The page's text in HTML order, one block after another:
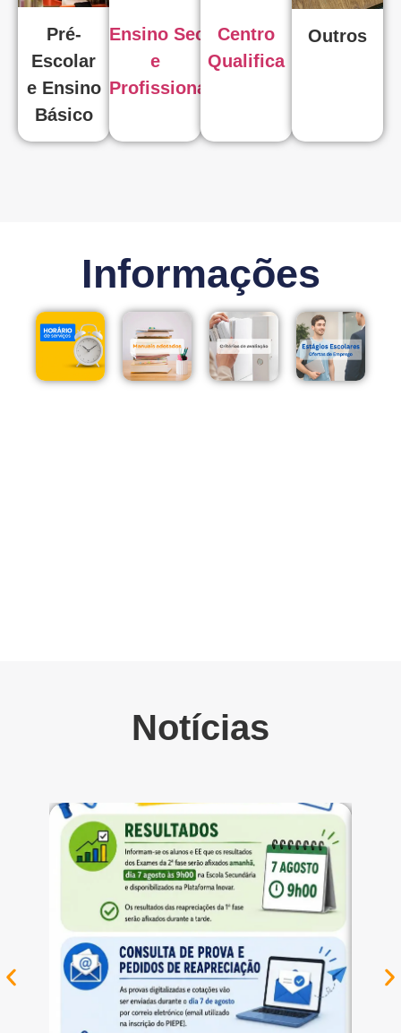
Pré-
Escolar
e Ensino
Básico
Ensino Secundário
e
Profissional
Centro
Qualifica
Outros
Informações
Notícias
Ver notícia